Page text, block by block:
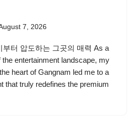
7, 2026
부터 압도하는 그곳의 매력 As a
entertainment landscape, my
heart of Gangnam led me to a
that truly redefines the premium